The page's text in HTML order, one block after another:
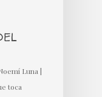
Luna |
toca